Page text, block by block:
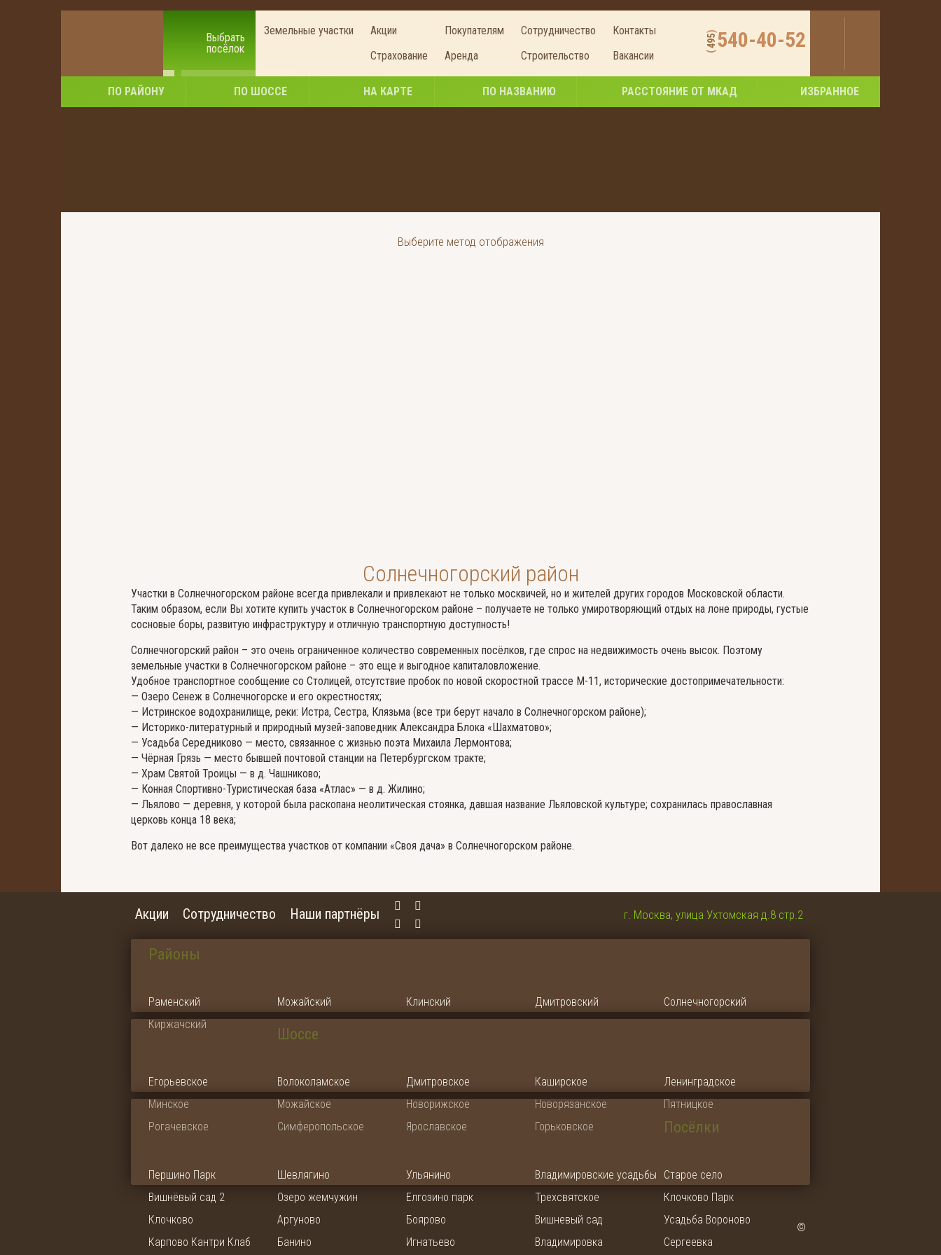
Выбрать
посёлок
ПО РАЙОНУ ПО ШОССЕ НА КАРТЕ ПО НАЗВАНИЮ РАССТОЯНИЕ ОТ МКАД ИЗБРАННОЕ
Земельные участки
Акции
Страхование
Покупателям
Аренда
Сотрудничество
Строительство
Контакты
Вакансии
(
495
) 540-40-52
Земельные участки
Выберите метод отображения
Для дачного строительства
3 участка
Для дачного строительства
1 участок
Для дачного строительства
Солнечногорский район
Участки в Солнечногорском районе всегда привлекали и привлекают не только москвичей, но и жителей других городов Московской области.
Таким образом, если Вы хотите купить участок в Солнечногорском районе – получаете не только умиротворяющий отдых на лоне природы, густые
сосновые боры, развитую инфраструктуру и отличную транспортную доступность!
Солнечногорский район – это очень ограниченное количество современных посёлков, где спрос на недвижимость очень высок. Поэтому
земельные участки в Солнечногорском районе – это еще и выгодное капиталовложение.
Удобное транспортное сообщение со Столицей, отсутствие пробок по новой скоростной трассе М-11, исторические достопримечательности:
— Озеро Сенеж в Солнечногорске и его окрестностях;
— Истринское водохранилище, реки: Истра, Сестра, Клязьма (все три берут начало в Солнечногорском районе);
— Историко-литературный и природный музей-заповедник Александра Блока «Шахматово»;
— Усадьба Середниково — место, связанное с жизнью поэта Михаила Лермонтова;
— Чёрная Грязь — место бывшей почтовой станции на Петербургском тракте;
— Храм Святой Троицы — в д. Чашниково;
— Конная Спортивно-Туристическая база «Атлас» — в д. Жилино;
— Льялово — деревня, у которой была раскопана неолитическая стоянка, давшая название Льяловской культуре; сохранилась православная
церковь конца 18 века;
Вот далеко не все преимущества участков от компании «Своя дача» в Солнечногорском районе.
Акции Сотрудничество Наши партнёры г. Москва, улица Ухтомская д.8 стр.2
Районы
Раменский Можайский Клинский Дмитровский
Солнечногорский
Киржачский
Шоссе
Егорьевское Волоколамское Дмитровское Каширское
Ленинградское
Минское
Можайское Новорижское Новорязанское
Пятницкое
Рогачевское
Симферопольское Ярославское Горьковское Посёлки
Першино Парк Шевлягино Ульянино Владимировские усадьбы
Старое село
Вишнёвый сад 2
Озеро жемчужин Елгозино парк Трехсвятское
Клочково Парк
Клочково
Аргуново Боярово Вишневый сад
Усадьба Вороново
Карпово Кантри Клаб
Банино Игнатьево Владимировка Сергеевка
©